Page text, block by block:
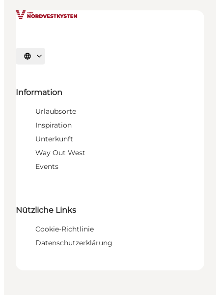
Sprache auswählen
Information
Urlaubsorte
Inspiration
Unterkunft
Way Out West
Events
Nützliche Links
Cookie-Richtlinie
Datenschutzerklärung